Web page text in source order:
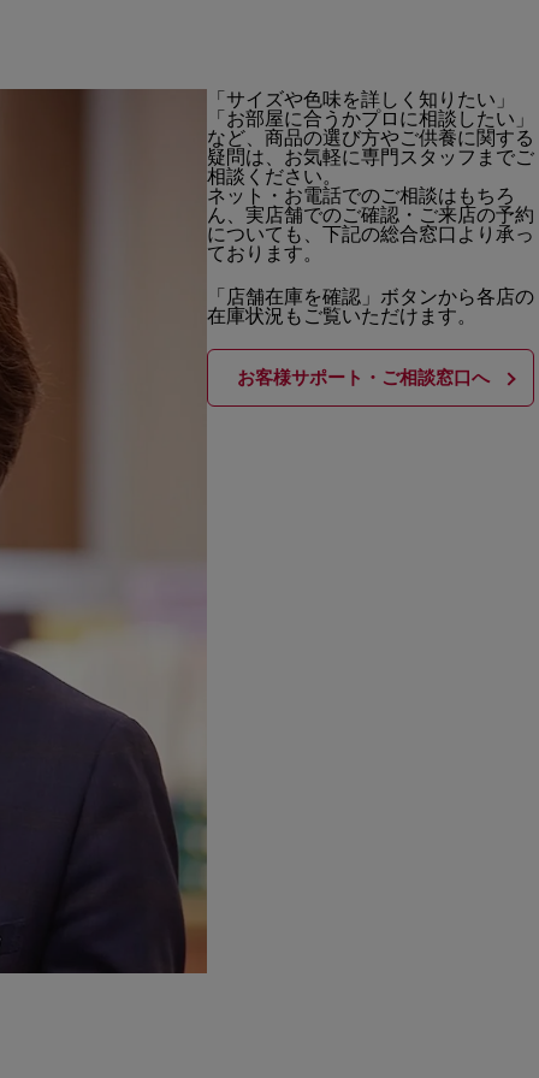
「サイズや色味を詳しく知りたい」
「お部屋に合うかプロに相談したい」
など、商品の選び方やご供養に関する
疑問は、お気軽に専門スタッフまでご
相談ください。
ネット・お電話でのご相談はもちろ
ん、実店舗でのご確認・ご来店の予約
についても、下記の総合窓口より承っ
ております。
「店舗在庫を確認」ボタンから各店の
在庫状況もご覧いただけます。
お客様サポート・ご相談窓口へ